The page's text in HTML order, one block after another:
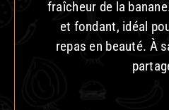
fraîcheur de la
et fondant, idéal
repas en beauté. À